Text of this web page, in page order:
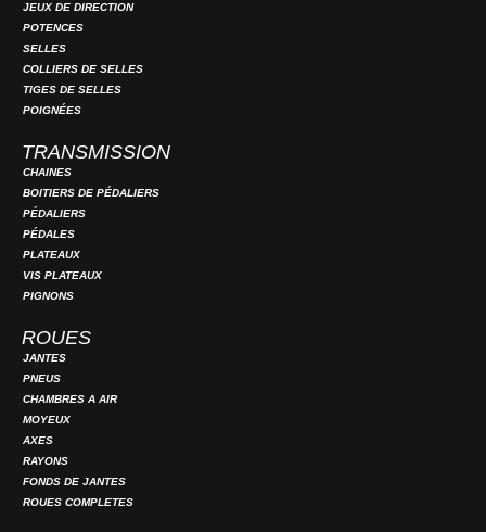
JEUX DE DIRECTION
POTENCES
SELLES
COLLIERS DE SELLES
TIGES DE SELLES
POIGNÉES
TRANSMISSION
CHAINES
BOITIERS DE PÉDALIERS
PÉDALIERS
PÉDALES
PLATEAUX
VIS PLATEAUX
PIGNONS
ROUES
JANTES
PNEUS
CHAMBRES A AIR
MOYEUX
AXES
RAYONS
FONDS DE JANTES
ROUES COMPLETES